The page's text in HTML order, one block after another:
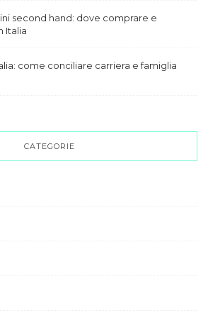
second hand: dove comprare e
Italia
come conciliare carriera e famiglia
CATEGORIE